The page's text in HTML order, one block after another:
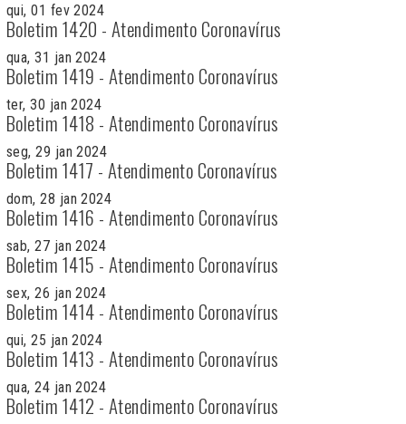
qui, 01 fev 2024
Boletim 1420 - Atendimento Coronavírus
qua, 31 jan 2024
Boletim 1419 - Atendimento Coronavírus
ter, 30 jan 2024
Boletim 1418 - Atendimento Coronavírus
seg, 29 jan 2024
Boletim 1417 - Atendimento Coronavírus
dom, 28 jan 2024
Boletim 1416 - Atendimento Coronavírus
sab, 27 jan 2024
Boletim 1415 - Atendimento Coronavírus
sex, 26 jan 2024
Boletim 1414 - Atendimento Coronavírus
qui, 25 jan 2024
Boletim 1413 - Atendimento Coronavírus
qua, 24 jan 2024
Boletim 1412 - Atendimento Coronavírus